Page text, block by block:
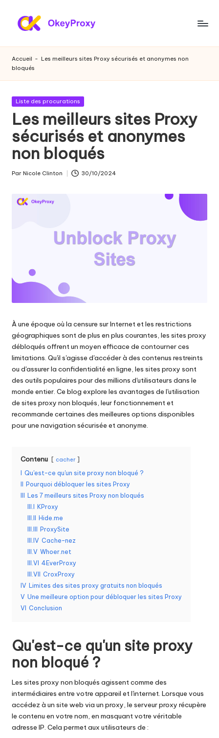
P
r
o
xi
e
s
r
é
si
d
ls
p
o
u
r
t
o
u
s
o
b
E
s
a
i
g
r
a
résidentiels
à
propos
l'essai
gratuit
de
web,
tutoriels
l'extraction
données
et
plus
encore.
Accueil - Les meilleurs sites Proxy sécurisés et anonymes non
bloqués
Publié
Liste des procurations
Les meilleurs sites Proxy
sécurisés et anonymes
non bloqués
Par Nicole Clinton 30/10/2024
À une époque où la censure sur Internet et les restrictions
géographiques sont de plus en plus courantes, les sites proxy
débloqués offrent un moyen efficace de contourner ces
limitations. Qu'il s'agisse d'accéder à des contenus restreints
ou d'assurer la confidentialité en ligne, les sites proxy sont
des outils populaires pour des millions d'utilisateurs dans le
monde entier. Ce blog explore les avantages de l'utilisation
de sites proxy non bloqués, leur fonctionnement et
recommande certaines des meilleures options disponibles
pour une navigation sécurisée et anonyme.
Contenu cacher
I Qu'est-ce qu'un site proxy non bloqué ?
II Pourquoi débloquer les sites Proxy
III Les 7 meilleurs sites Proxy non bloqués
III.I KProxy
III.II Hide.me
III.III ProxySite
III.IV Cache-nez
III.V Whoer.net
III.VI 4EverProxy
III.VII CroxProxy
IV Limites des sites proxy gratuits non bloqués
V Une meilleure option pour débloquer les sites Proxy
VI Conclusion
Qu'est-ce qu'un site proxy
non bloqué ?
Les sites proxy non bloqués agissent comme des
intermédiaires entre votre appareil et l'internet. Lorsque vous
accédez à un site web via un proxy, le serveur proxy récupère
le contenu en votre nom, en masquant votre véritable
adresse IP. Cela permet aux utilisateurs de :